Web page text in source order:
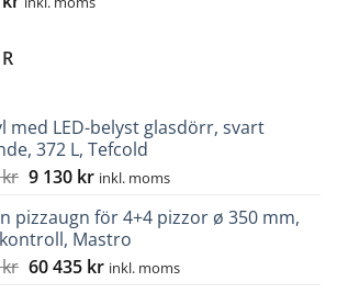
med LED-belyst glasdörr, svart
372 L, Tefcold
kr Det
priset
var:
11
9 130 krDet
priset
är:
9
inkl. moms
pizzaugn för 4+4 pizzor ø 350 mm,
Mastro
kr Det
60 435 krDet
inkl. moms